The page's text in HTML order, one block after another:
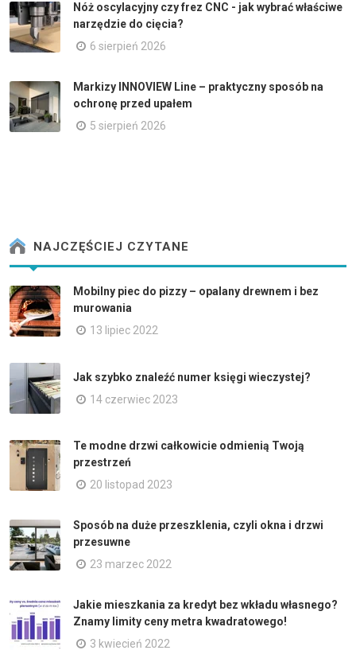
Nóż oscylacyjny czy frez CNC - jak wybrać właściwe
narzędzie do cięcia?
6 sierpień 2026
Markizy INNOVIEW Line – praktyczny sposób na
ochronę przed upałem
5 sierpień 2026
NAJCZĘŚCIEJ CZYTANE
Mobilny piec do pizzy – opalany drewnem i bez
murowania
13 lipiec 2022
Jak szybko znaleźć numer księgi wieczystej?
14 czerwiec 2023
Te modne drzwi całkowicie odmienią Twoją
przestrzeń
20 listopad 2023
Sposób na duże przeszklenia, czyli okna i drzwi
przesuwne
23 marzec 2022
Jakie mieszkania za kredyt bez wkładu własnego?
Znamy limity ceny metra kwadratowego!
3 kwiecień 2022